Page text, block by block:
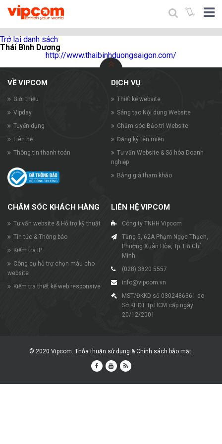
Trở lại danh sách
Thái Bình Dương
http://www.thaibinhduongsaigon.com/
VỀ VIPCOM
Giới thiệu
Vipday
Tuyển dụng
Liên hệ
Thông tin thanh toán
DỊCH VỤ
Thiết kế website
Sáng tạo Nội dung Website
Chăm sóc Bảo trì Website
Đăng ký tên miền
Tư vấn Website & Số hóa Doanh
nghiệp
Bảng giá tham khảo
CHĂM SÓC KHÁCH HÀNG
Tư vấn website & Hỗ trợ kỹ thuật
Tin tức & Thông báo
Kiểm tra IP
Công cụ hỗ trợ chọn màu cho
website
Kiểm tra thiết kế web responsive
LIÊN HỆ VIPCOM
Công ty TNHH Vipcom
Tầng 5, 62A Phạm Ngọc Thạch,
Phường Xuân Hòa, Tp. Hồ Chí
Minh
(028) 3820 5557
info@vipcom.vn
MST/ĐKKD số 0302486361 do
Sở KHĐT Tp.HCM cấp ngày
20/12/2001
© 2020 Vipcom. Thỏa thuận sử dụng &Chính sách bảo mật.